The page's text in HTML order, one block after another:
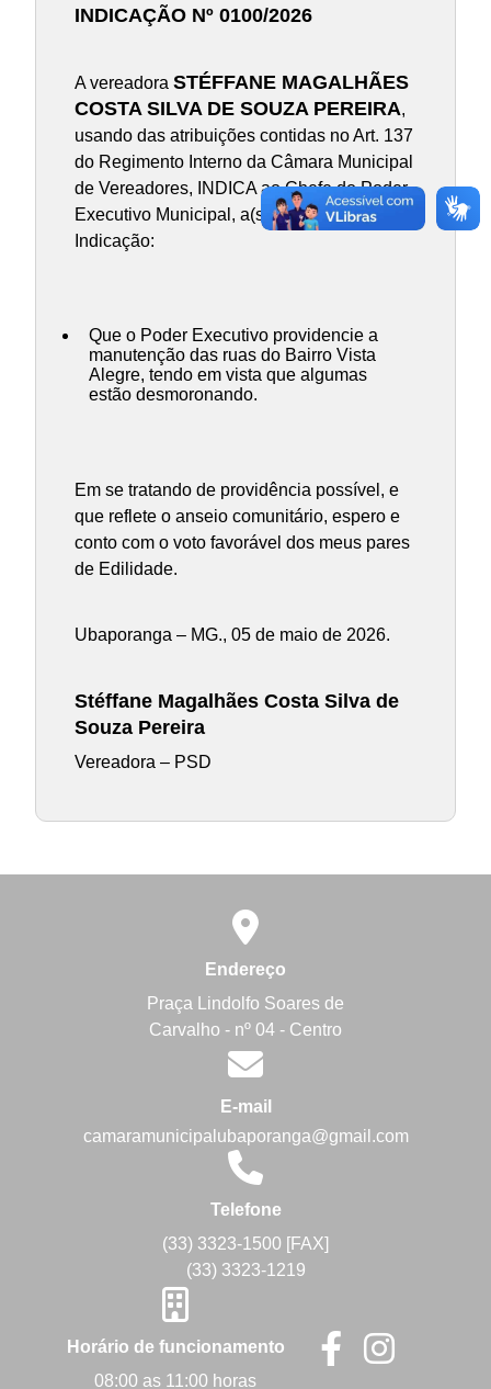
INDICAÇÃO Nº 0100/2026
A vereadoraSTÉFFANE MAGALHÃES
COSTA SILVA DE SOUZA PEREIRA,
usando das atribuições contidas no Art. 137
do Regimento Interno da Câmara Municipal
de Vereadores, INDICA ao Chefe do Poder
Executivo Municipal, a(s) presente(s)
Indicação:
Que o Poder Executivo providencie a
manutenção das ruas do Bairro Vista
Alegre, tendo em vista que algumas
estão desmoronando.
Em se tratando de providência possível, e
que reflete o anseio comunitário, espero e
conto com o voto favorável dos meus pares
de Edilidade.
Ubaporanga – MG., 05 de maio de 2026.
Stéffane Magalhães Costa Silva de
Souza Pereira
Vereadora – PSD
Endereço
Praça Lindolfo Soares de
Carvalho - nº 04 - Centro
E-mail
camaramunicipalubaporanga@gmail.com
Telefone
(33) 3323-1500 [FAX]
(33) 3323-1219
Horário de funcionamento
08:00 as 11:00 horas